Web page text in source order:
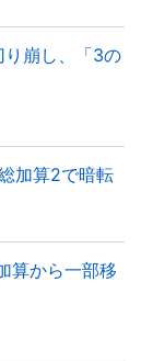
り崩し、「3の
加算2で暗転
算から一部移